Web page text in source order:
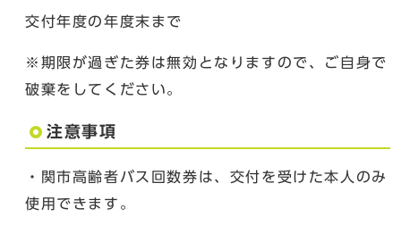
交付年度の年度末まで
※期限が過ぎた券は無効となりますので、ご自身で
破棄をしてください。
注意事項
・関市高齢者バス回数券は、交付を受けた本人のみ
使用できます。